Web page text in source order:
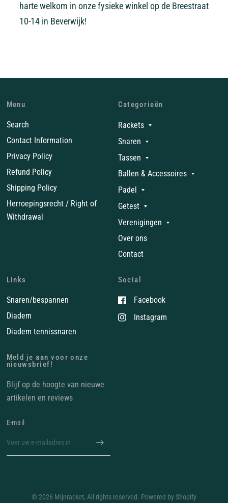
harte welkom in onze fysieke winkel op de Breestraat
10-14 in Beverwijk!
Menu
Search
Contact Information
Privacy Policy
Refund Policy
Shipping Policy
Herroepingsrecht / Right of
Withdrawal
Categorieën
Rackets
Snaren
Tassen
Ballen & Accessoires
Padel
Getest
Verenigingen
Over ons
Contact
Links
Snaren/bespannen
Diadem
Diadem tennissnaren
Social
Facebook
Instagram
Meld je aan voor onze
nieuwsbrief!
Blijf op de hoogte van nieuwe
artikelen en reviews
E‑mail
© 2026 Mijnracket, All rights reserved. Powered by Shopify